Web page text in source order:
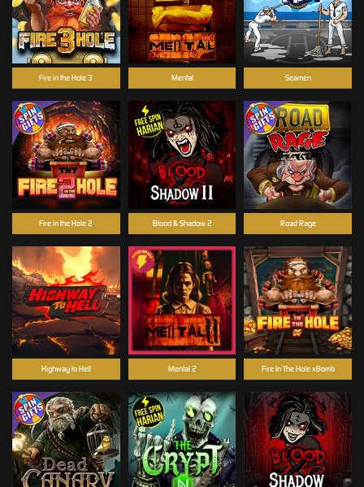
Seamen
Fire in the Hole 3
Highway to Hell Mental 2
Blood & Shadow 2
Mental
Fire in the Hole 2
Fire In The Hole xBomb
Road Rage